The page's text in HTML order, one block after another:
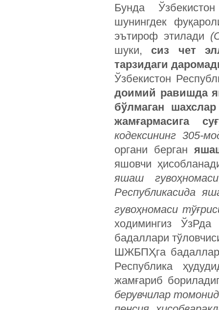
Бунда
шунингдек
эътироф этилади
шуки, сиз чет
тарзидаги
Ўзбекистон
доимий равишда
бўлмаган
жамғармасига
кодексининг 305-
органи берган
яшовчи
яшаш
Республикасида
гувоҳномаси
ходимингиз
бадаллари
ШЖБПҲга
Республика
жамғариб
берувчилар